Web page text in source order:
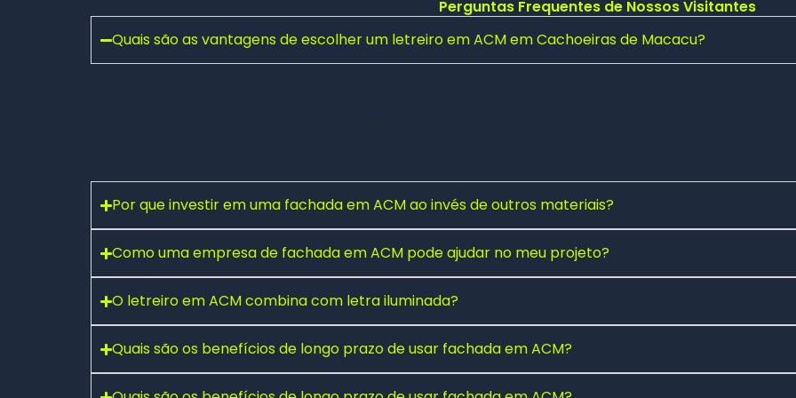
Perguntas Frequentes de Nossos Visitantes
Quais são as vantagens de escolher um letreiro em ACM em Cachoeiras de Macacu?
Por que investir em uma fachada em ACM ao invés de outros materiais?
Como uma empresa de fachada em ACM pode ajudar no meu projeto?
O letreiro em ACM combina com letra iluminada?
Quais são os benefícios de longo prazo de usar fachada em ACM?
Preencha seus dados e falaremos agora!
(opcional)